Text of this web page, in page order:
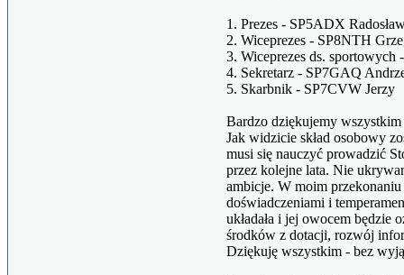
1. Prezes - SP5ADX
2. Wiceprezes - SP8NTH
3. Wiceprezes ds. sportowych
4. Sekretarz - SP7GAQ
5. Skarbnik - SP7CVW Jerzy
Bardzo dziękujemy
Jak widzicie skład osobowy
musi się nauczyć prowadzić
przez kolejne lata. Nie
ambicje. W moim
doświadczeniami i
układała i jej owocem będzie
środków z dotacji, rozwój
Dziękuję wszystkim - bez